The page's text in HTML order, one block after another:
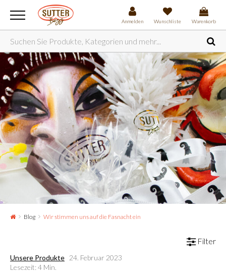
Anmelden Wunschliste Warenkorb
Blog Wir stimmen uns auf die Fasnacht ein
Filter
Unsere Produkte 24. Februar 2023
Lesezeit: 4 Min.